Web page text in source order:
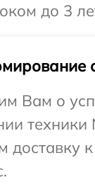
до 3
Вам о
доставку